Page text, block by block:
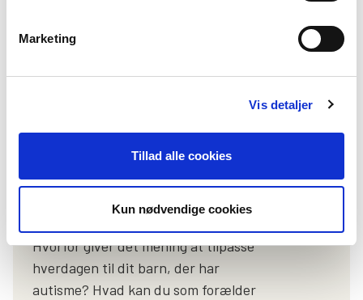
Marketing
Vis detaljer
Tillad alle cookies
Kun nødvendige cookies
misforstået
Hvorfor giver det mening at tilpasse
hverdagen til dit barn, der har
autisme? Hvad kan du som forælder